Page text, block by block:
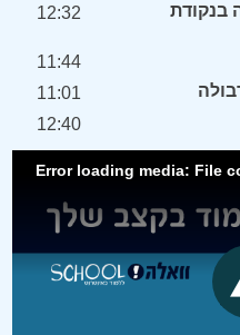
בנקודת
12:32
11:44
11:01
12:40
Error loading media: File